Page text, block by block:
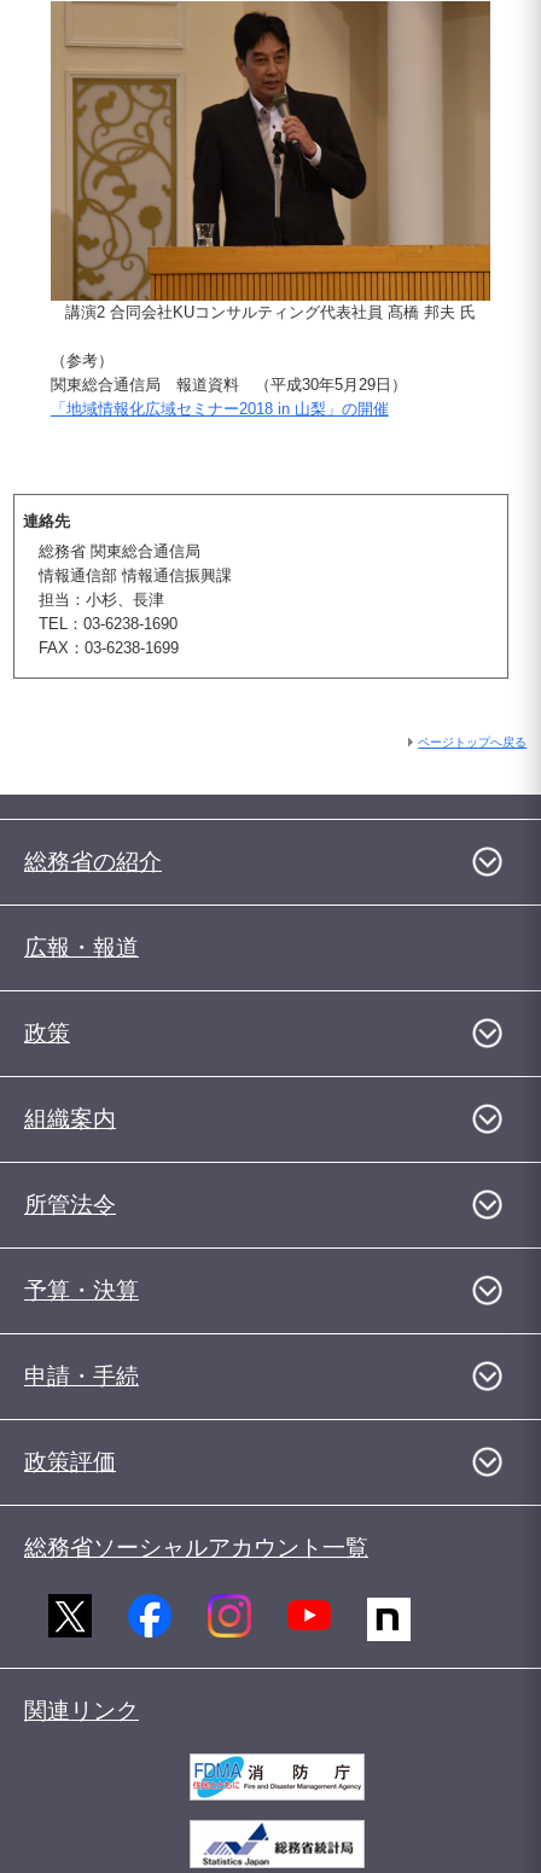
講演2 合同会社KUコンサルティング代表社員 髙橋 邦夫 氏
（参考）
関東総合通信局 報道資料 （平成30年5月29日）
「地域情報化広域セミナー2018 in 山梨」の開催
連絡先
総務省 関東総合通信局
情報通信部 情報通信振興課
担当：小杉、長津
TEL：03-6238-1690
FAX：03-6238-1699
ページトップへ戻る
総務省の紹介
広報・報道
政策
組織案内
所管法令
予算・決算
申請・手続
政策評価
総務省ソーシャルアカウント一覧
関連リンク